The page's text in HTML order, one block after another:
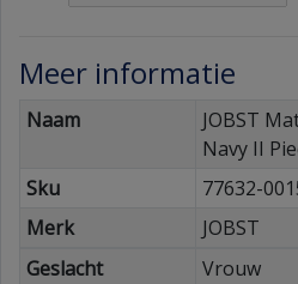
Meer informatie
Naam
JOBST
Navy II
Sku
77632-
Merk
JOBST
Geslacht
Vrouw